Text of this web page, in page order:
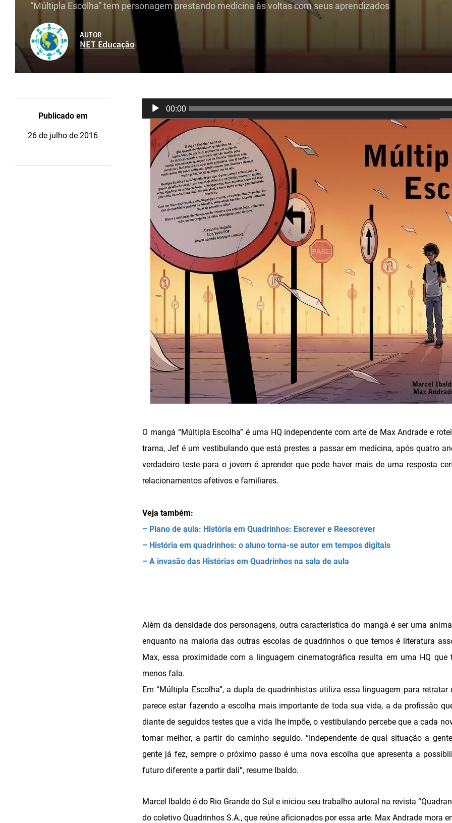
“Múltipla Escolha” tem personagem prestando medicina às voltas com seus aprendizados
AUTOR
NET Educação
Publicado em
26 de julho de 2016
Tocador
áudio
00:00
O mangá “Múltipla Escolha” é uma HQ independente com arte de Max Andrade e
trama, Jef é um vestibulando que está prestes a passar em medicina, após quatro
verdadeiro teste para o jovem é aprender que pode haver mais de uma resposta
relacionamentos afetivos e familiares.
Veja também:
– Plano de aula: História em Quadrinhos: Escrever e Reescrever
– História em quadrinhos: o aluno torna-se autor em tempos digitais
– A invasão das Histórias em Quadrinhos na sala de aula
Além da densidade dos personagens, outra característica do mangá é ser uma
enquanto na maioria das outras escolas de quadrinhos o que temos é literatura
Max, essa proximidade com a linguagem cinematográfica resulta em uma HQ
menos fala.
Em “Múltipla Escolha”, a dupla de quadrinhistas utiliza essa linguagem para
parece estar fazendo a escolha mais importante de toda sua vida, a da profissão
diante de seguidos testes que a vida lhe impõe, o vestibulando percebe que a cada
tornar melhor, a partir do caminho seguido. “Independente de qual situação a
gente já fez, sempre o próximo passo é uma nova escolha que apresenta a
futuro diferente a partir dali”, resume Ibaldo.
Marcel Ibaldo é do Rio Grande do Sul e iniciou seu trabalho autoral na revista
do coletivo Quadrinhos S.A., que reúne aficionados por essa arte. Max Andrade mora